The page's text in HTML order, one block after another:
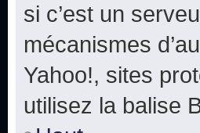
si c’est un
mécanismes
Yahoo!, sites
utilisez la balise